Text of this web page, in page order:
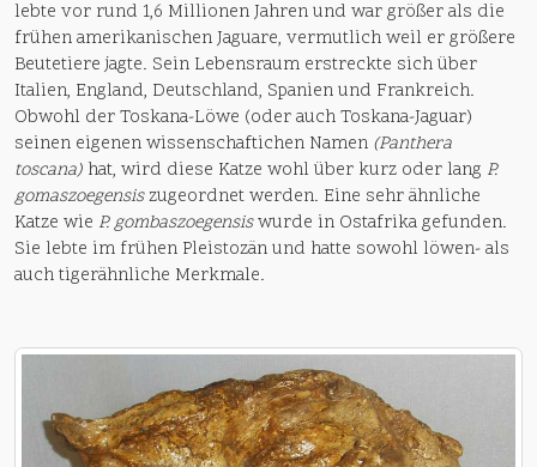
lebte vor rund 1,6 Millionen Jahren und war größer als die
frühen amerikanischen Jaguare, vermutlich weil er größere
Beutetiere jagte. Sein Lebensraum erstreckte sich über
Italien, England, Deutschland, Spanien und Frankreich.
Obwohl der Toskana-Löwe (oder auch Toskana-Jaguar)
seinen eigenen wissenschaftichen Namen (Panthera
toscana) hat, wird diese Katze wohl über kurz oder lang P.
gomaszoegensiszugeordnet werden. Eine sehr ähnliche
Katze wie P. gombaszoegensiswurde in Ostafrika gefunden.
Sie lebte im frühen Pleistozän und hatte sowohl löwen- als
auch tigerähnliche Merkmale.